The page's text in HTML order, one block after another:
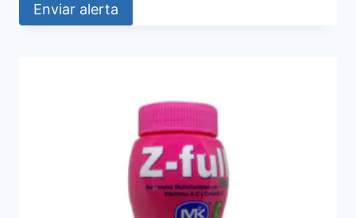
Enviar alerta